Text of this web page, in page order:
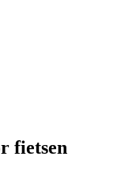
fietsen